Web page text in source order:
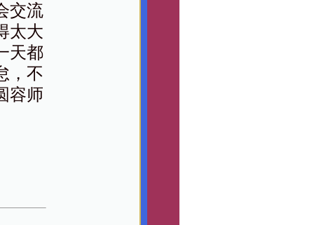
交流
太大
天都
，不
容师